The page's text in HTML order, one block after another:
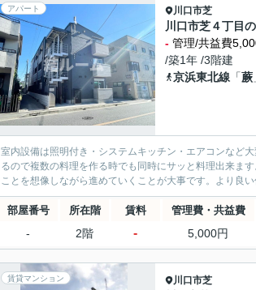
アパート 川口市芝
川口市芝４丁目
- 管理/共益費
/築1年 /3階建
京浜東北線 「蕨
室内設備は照明付き・システムキッチン・エアコンなど
るので複数の料理を作る時でも同時にサッと料理出来ま
ことを想像しながら進めていくことが大事です。より良い
部屋番号 所在階 賃料 管理費・共益費
- 2階 - 5,000円
賃貸マンション 川口市芝